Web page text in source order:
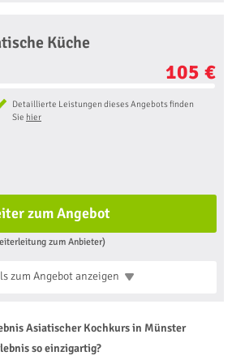
Küche
105 €
Detaillierte Leistungen dieses Angebots finden
Sie hier
zum Angebot
zum Anbieter)
zum Angebotanzeigen
Asiatischer Kochkurs in Münster
so einzigartig?